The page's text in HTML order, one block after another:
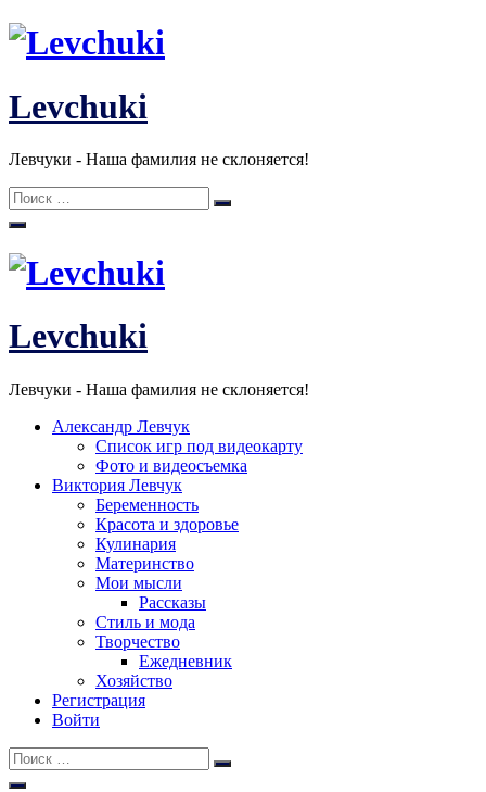
Перейти
Levchuki
Левчуки - Наша фамилия не склоняется!
Поиск:
Поиск
Levchuki
Левчуки - Наша фамилия не склоняется!
Александр Левчук
Список игр под видеокарту
Фото и видеосъемка
Виктория Левчук
Беременность
Красота и здоровье
Кулинария
Материнство
Мои мысли
Рассказы
Стиль и мода
Творчество
Ежедневник
Хозяйство
Регистрация
Войти
Поиск:
Поиск